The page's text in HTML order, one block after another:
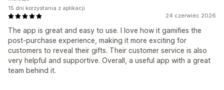
24 czerwiec 2026
The app is great and easy to use. I love how it gamifies the
post-purchase experience, making it more exciting for
customers to reveal their gifts. Their customer service is also
very helpful and supportive. Overall, a useful app with a great
team behind it.
15 dni korzystania z aplikacji